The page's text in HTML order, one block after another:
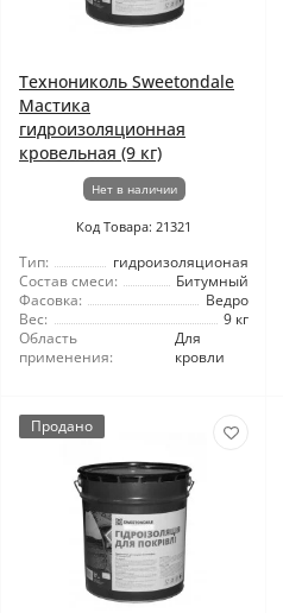
Технониколь Sweetondale
Мастика
гидроизоляционная
кровельная (9 кг)
Нет в наличии
Код Товара: 21321
Тип:
гидроизоляционая
Состав смеси:
Битумный
Фасовка:
Ведро
Вес:
9 кг
Область
применения:
Для
кровли
Продано